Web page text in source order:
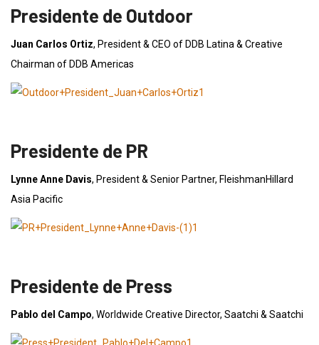
Presidente de Outdoor
Juan Carlos Ortiz, President & CEO of DDB Latina & Creative
Chairman of DDB Americas
Presidente de PR
Lynne Anne Davis, President & Senior Partner, FleishmanHillard
Asia Pacific
Presidente de Press
Pablo del Campo, Worldwide Creative Director, Saatchi & Saatchi